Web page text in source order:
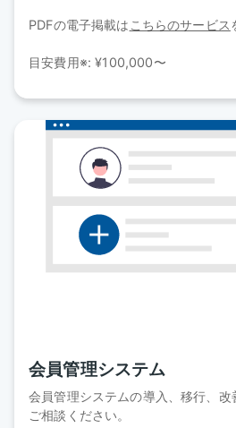
PDFの電子掲載は こちらのサービス
目安費用※: ¥100,000〜
会員管理システム
会員管理システムの導入、移行、改
ご相談ください。